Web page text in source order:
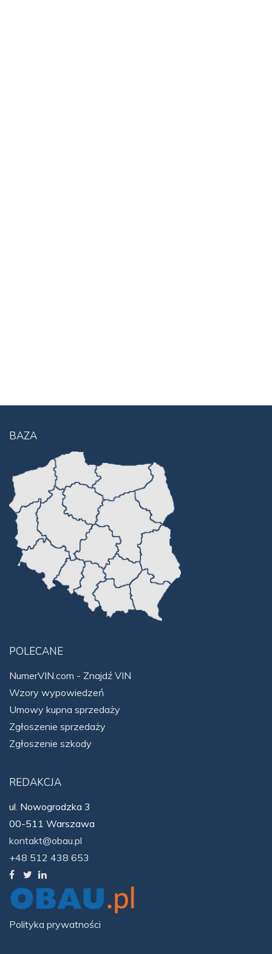
BAZA
POLECANE
NumerVIN.com - Znajdź VIN
Wzory wypowiedzeń
Umowy kupna sprzedaży
Zgłoszenie sprzedaży
Zgłoszenie szkody
REDAKCJA
ul. Nowogrodzka 3
00-511 Warszawa
kontakt@obau.pl
+48 512 438 653
Polityka prywatności